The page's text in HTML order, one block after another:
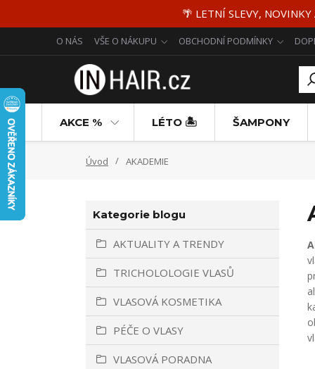
🌴 LETNÍ SLEVY,
O NÁS VŠE O NÁKUPU OBCHODNÍ PODMÍNKY
AKCE % LÉTO 🏝️ ŠAMPONY
Úvod AKADEMIE
Kategorie blogu
AKTUALITY A TRENDY
TRICHOLOLOGIE VLASŮ
VLASOVÁ KOSMETIKA
PÉČE O VLASY
VLASOVÁ PORADNA